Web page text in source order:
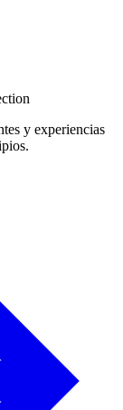
y experiencias